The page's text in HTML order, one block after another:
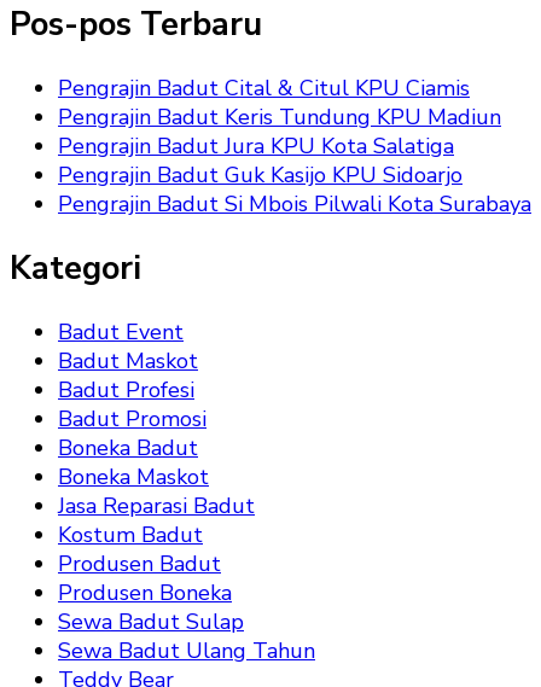
Pos-pos Terbaru
Pengrajin Badut Cital & Citul KPU Ciamis
Pengrajin Badut Keris Tundung KPU Madiun
Pengrajin Badut Jura KPU Kota Salatiga
Pengrajin Badut Guk Kasijo KPU Sidoarjo
Pengrajin Badut Si Mbois Pilwali Kota Surabaya
Kategori
Badut Event
Badut Maskot
Badut Profesi
Badut Promosi
Boneka Badut
Boneka Maskot
Jasa Reparasi Badut
Kostum Badut
Produsen Badut
Produsen Boneka
Sewa Badut Sulap
Sewa Badut Ulang Tahun
Teddy Bear